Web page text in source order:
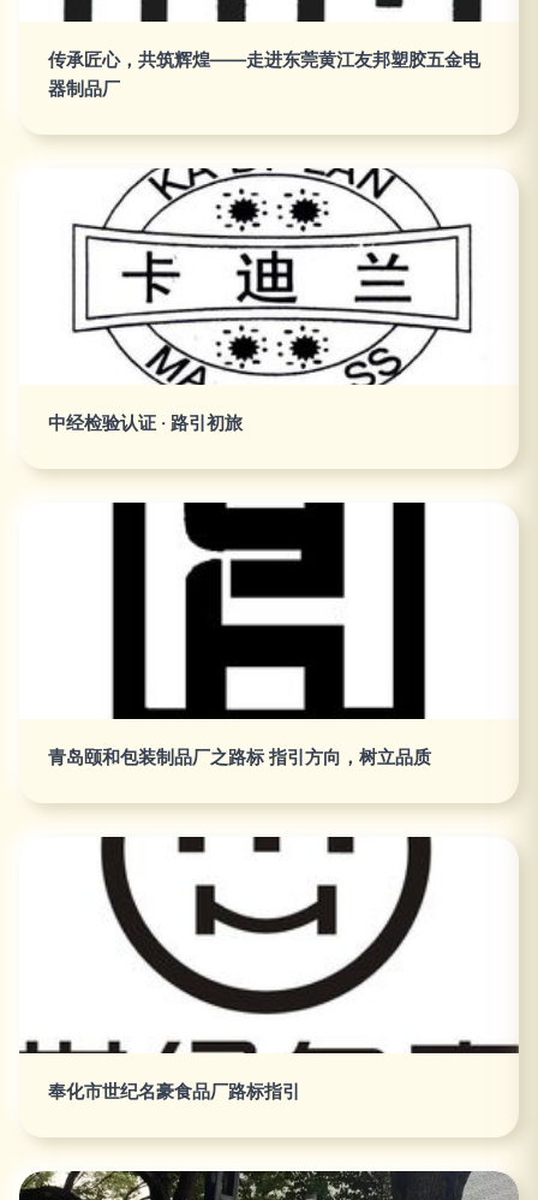
传承匠心，共筑辉煌——走进东莞黄江友邦塑胶五金电
器制品厂
中经检验认证 · 路引初旅
青岛颐和包装制品厂之路标 指引方向，树立品质
奉化市世纪名豪食品厂路标指引